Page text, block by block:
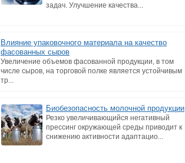
задач. Улучшение качества...
Влияние упаковочного материала на качество
фасованных сыров
Увеличение объемов фасованной продукции, в том
числе сыров, на торговой полке является устойчивым
тр...
Биобезопасность молочной продукции
Резко увеличивающийся негативный
прессинг окружающей среды приводит к
снижению активности адаптацио...